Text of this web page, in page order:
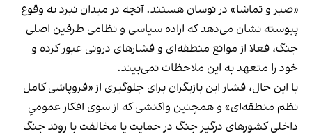
«صبر و تماشا» در نوسان هستند. آنچه در میدان نبرد به وقوع
پیوسته نشان می‌دهد که اراده سیاسی و نظامی طرفین اصلی
جنگ، فعلا از موانع منطقه‌ای و فشارهای درونی عبور کرده و
خود را متعهد به این ملاحظات نمی‌بیند.
با این حال، فشار این بازیگران برای جلوگیری از «فروپاشی کامل
نظم منطقه‌ای» و همچنین واکنشی که از سوی افکار عمومیِ
داخلی کشورهای درگیر جنگ در حمایت یا مخالفت با روند جنگ